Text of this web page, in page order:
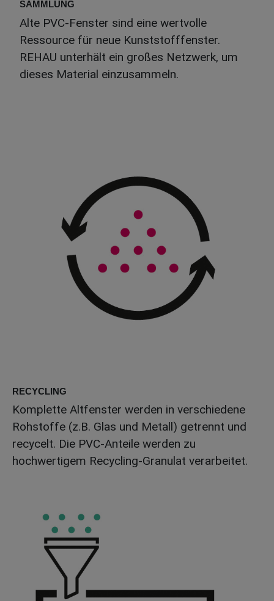
SAMMLUNG
Alte PVC-Fenster sind eine wertvolle
Ressource für neue Kunststofffenster.
REHAU unterhält ein großes Netzwerk, um
dieses Material einzusammeln.
RECYCLING
Komplette Altfenster werden in verschiedene
Rohstoffe (z.B. Glas und Metall) getrennt und
recycelt. Die PVC-Anteile werden zu
hochwertigem Recycling-Granulat verarbeitet.